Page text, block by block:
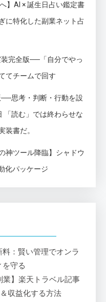
】AI × 誕生日占い鑑定書
に特化した副業ネット占
完全版──「自分でやっ
てチームで回す
思考・判断・行動を設
「読む」では終わらせな
装書だ。
神ツール降臨】シャドウ
化パッケージ
：賢い管理でオンラ
守る
業】楽天トラベル記事
収益化する方法